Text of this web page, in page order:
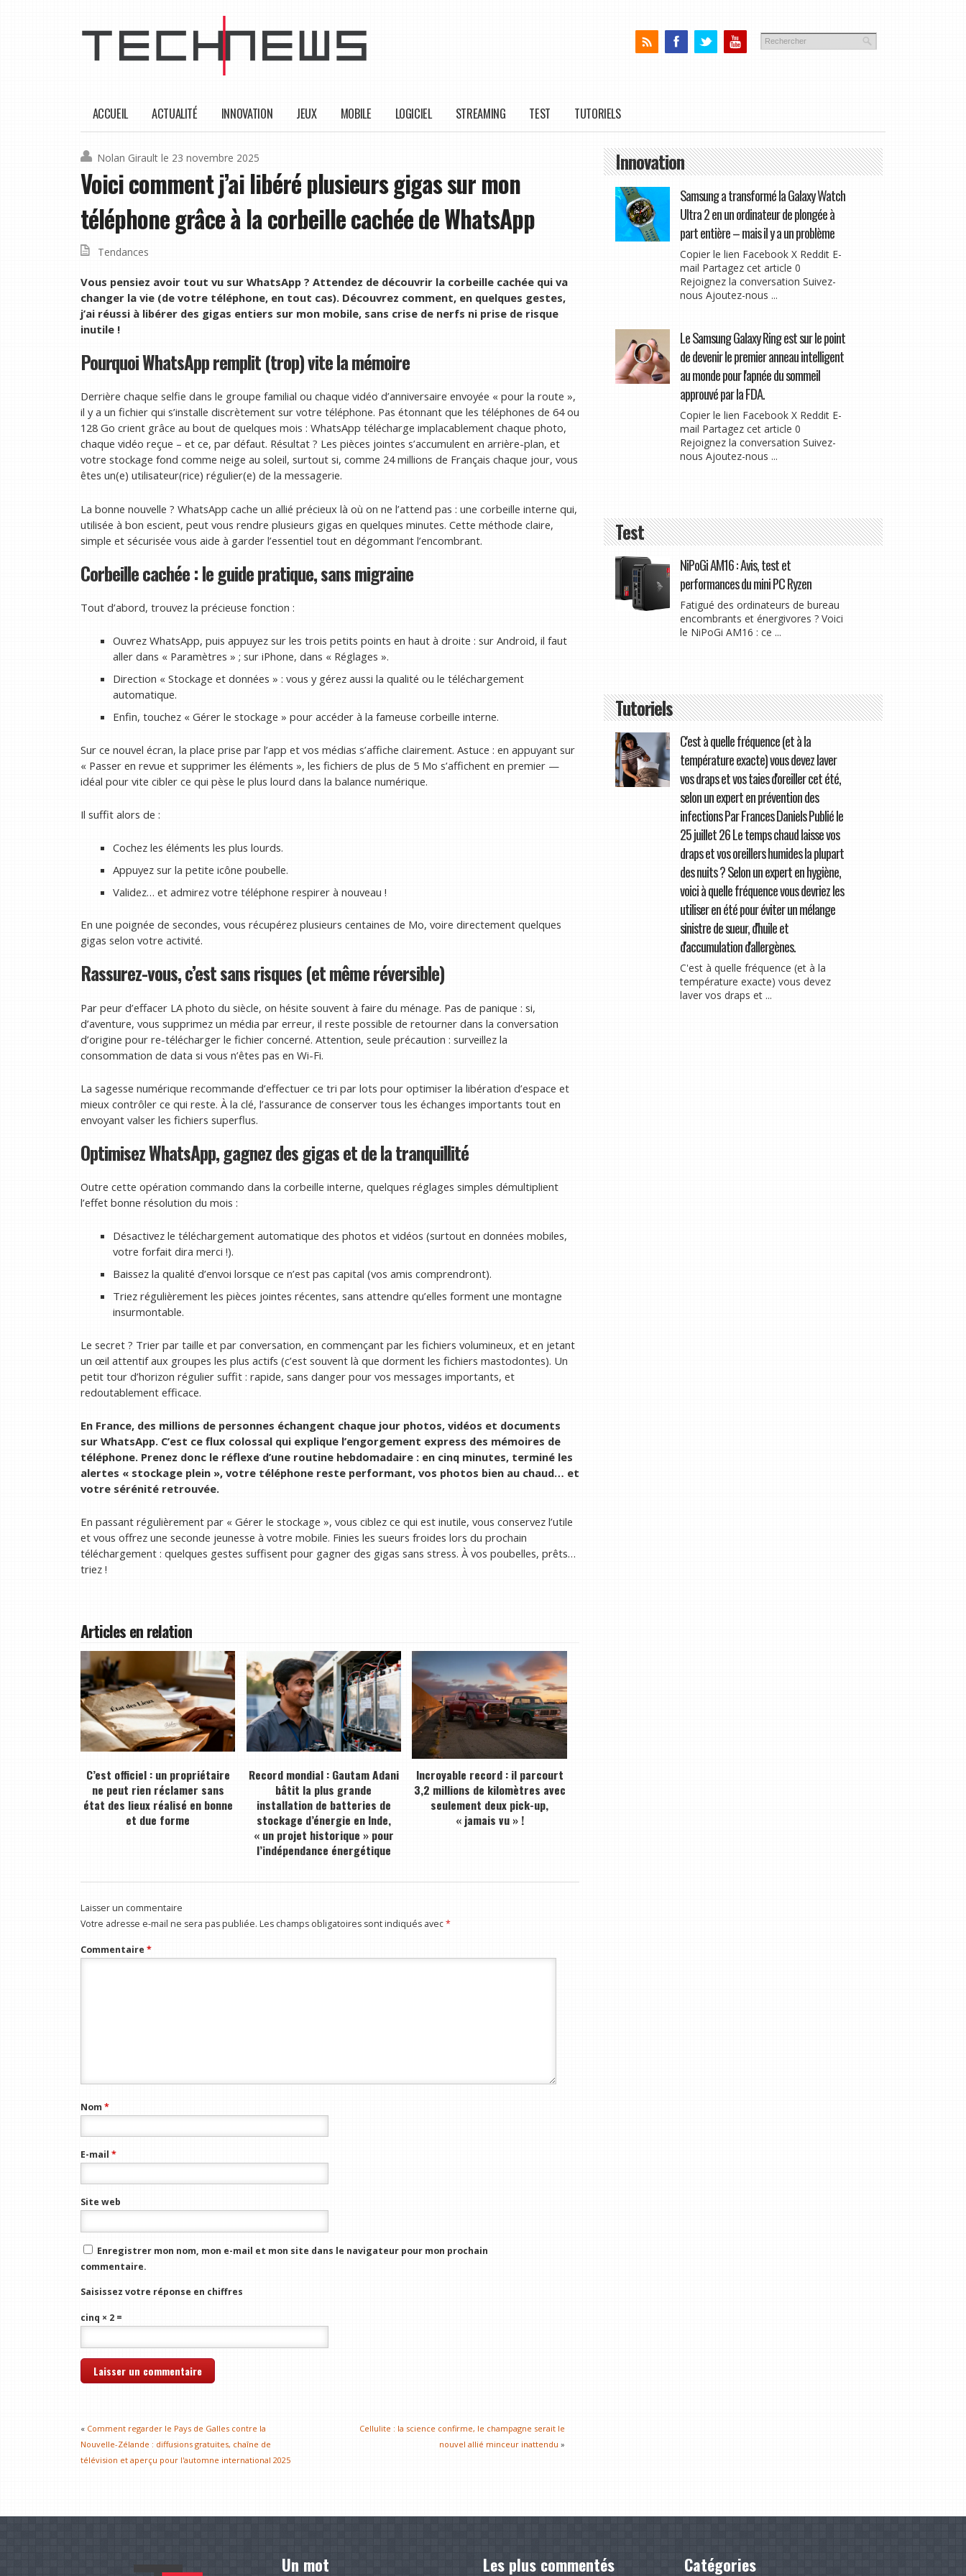
ACCUEIL ACTUALITÉ INNOVATION JEUX MOBILE LOGICIEL STREAMING TEST TUTORIELS
Nolan Girault le 23 novembre 2025
Voici comment j’ai libéré plusieurs gigas sur mon
téléphone grâce à la corbeille cachée de WhatsApp
Tendances
Vous pensiez avoir tout vu sur WhatsApp ? Attendez de découvrir la corbeille cachée qui va
changer la vie (de votre téléphone, en tout cas). Découvrez comment, en quelques gestes,
j’ai réussi à libérer des gigas entiers sur mon mobile, sans crise de nerfs ni prise de risque
inutile !
Pourquoi WhatsApp remplit (trop) vite la mémoire
Derrière chaque selfie dans le groupe familial ou chaque vidéo d’anniversaire envoyée « pour la route »,
il y a un fichier qui s’installe discrètement sur votre téléphone. Pas étonnant que les téléphones de 64 ou
128 Go crient grâce au bout de quelques mois : WhatsApp télécharge implacablement chaque photo,
chaque vidéo reçue – et ce, par défaut. Résultat ? Les pièces jointes s’accumulent en arrière-plan, et
votre stockage fond comme neige au soleil, surtout si, comme 24 millions de Français chaque jour, vous
êtes un(e) utilisateur(rice) régulier(e) de la messagerie.
La bonne nouvelle ? WhatsApp cache un allié précieux là où on ne l’attend pas : une corbeille interne qui,
utilisée à bon escient, peut vous rendre plusieurs gigas en quelques minutes. Cette méthode claire,
simple et sécurisée vous aide à garder l’essentiel tout en dégommant l’encombrant.
Corbeille cachée : le guide pratique, sans migraine
Tout d’abord, trouvez la précieuse fonction :
Ouvrez WhatsApp, puis appuyez sur les trois petits points en haut à droite : sur Android, il faut
aller dans « Paramètres » ; sur iPhone, dans « Réglages ».
Direction « Stockage et données » : vous y gérez aussi la qualité ou le téléchargement
automatique.
Enfin, touchez « Gérer le stockage » pour accéder à la fameuse corbeille interne.
Sur ce nouvel écran, la place prise par l’app et vos médias s’affiche clairement. Astuce : en appuyant sur
« Passer en revue et supprimer les éléments », les fichiers de plus de 5 Mo s’affichent en premier —
idéal pour vite cibler ce qui pèse le plus lourd dans la balance numérique.
Il suffit alors de :
Cochez les éléments les plus lourds.
Appuyez sur la petite icône poubelle.
Validez… et admirez votre téléphone respirer à nouveau !
En une poignée de secondes, vous récupérez plusieurs centaines de Mo, voire directement quelques
gigas selon votre activité.
Rassurez-vous, c’est sans risques (et même réversible)
Par peur d’effacer LA photo du siècle, on hésite souvent à faire du ménage. Pas de panique : si,
d’aventure, vous supprimez un média par erreur, il reste possible de retourner dans la conversation
d’origine pour re-télécharger le fichier concerné. Attention, seule précaution : surveillez la
consommation de data si vous n’êtes pas en Wi-Fi.
La sagesse numérique recommande d’effectuer ce tri par lots pour optimiser la libération d’espace et
mieux contrôler ce qui reste. À la clé, l’assurance de conserver tous les échanges importants tout en
envoyant valser les fichiers superflus.
Optimisez WhatsApp, gagnez des gigas et de la tranquillité
Outre cette opération commando dans la corbeille interne, quelques réglages simples démultiplient
l’effet bonne résolution du mois :
Désactivez le téléchargement automatique des photos et vidéos (surtout en données mobiles,
votre forfait dira merci !).
Baissez la qualité d’envoi lorsque ce n’est pas capital (vos amis comprendront).
Triez régulièrement les pièces jointes récentes, sans attendre qu’elles forment une montagne
insurmontable.
Le secret ? Trier par taille et par conversation, en commençant par les fichiers volumineux, et en jetant
un œil attentif aux groupes les plus actifs (c’est souvent là que dorment les fichiers mastodontes). Un
petit tour d’horizon régulier suffit : rapide, sans danger pour vos messages importants, et
redoutablement efficace.
En France, des millions de personnes échangent chaque jour photos, vidéos et documents
sur WhatsApp. C’est ce flux colossal qui explique l’engorgement express des mémoires de
téléphone. Prenez donc le réflexe d’une routine hebdomadaire : en cinq minutes, terminé les
alertes « stockage plein », votre téléphone reste performant, vos photos bien au chaud… et
votre sérénité retrouvée.
En passant régulièrement par « Gérer le stockage », vous ciblez ce qui est inutile, vous conservez l’utile
et vous offrez une seconde jeunesse à votre mobile. Finies les sueurs froides lors du prochain
téléchargement : quelques gestes suffisent pour gagner des gigas sans stress. À vos poubelles, prêts…
triez !
Articles en relation
C’est officiel : un propriétaire
ne peut rien réclamer sans
état des lieux réalisé en bonne
et due forme
Record mondial : Gautam Adani
bâtit la plus grande
installation de batteries de
stockage d’énergie en Inde,
« un projet historique » pour
l’indépendance énergétique
Incroyable record : il parcourt
3,2 millions de kilomètres avec
seulement deux pick-up,
« jamais vu » !
Laisser un commentaire
Votre adresse e-mail ne sera pas publiée. Les champs obligatoires sont indiqués avec*
Commentaire *
Nom*
E-mail *
Site web
Enregistrer mon nom, mon e-mail et mon site dans le navigateur pour mon prochain
commentaire.
Saisissez votre réponse en chiffres
cinq × 2 =
« Comment regarder le Pays de Galles contre la
Nouvelle-Zélande : diffusions gratuites, chaîne de
télévision et aperçu pour l'automne international 2025
Cellulite : la science confirme, le champagne serait le
nouvel allié minceur inattendu »
Innovation
Samsung a transformé la Galaxy Watch
Ultra 2 en un ordinateur de plongée à
part entière – mais il y a un problème
Copier le lien Facebook X Reddit E-
mail Partagez cet article 0
Rejoignez la conversation Suivez-
nous Ajoutez-nous ...
Le Samsung Galaxy Ring est sur le point
de devenir le premier anneau intelligent
au monde pour l'apnée du sommeil
approuvé par la FDA.
Copier le lien Facebook X Reddit E-
mail Partagez cet article 0
Rejoignez la conversation Suivez-
nous Ajoutez-nous ...
Test
NiPoGi AM16 : Avis, test et
performances du mini PC Ryzen
Fatigué des ordinateurs de bureau
encombrants et énergivores ? Voici
le NiPoGi AM16 : ce ...
Tutoriels
C'est à quelle fréquence (et à la
température exacte) vous devez laver
vos draps et vos taies d'oreiller cet été,
selon un expert en prévention des
infections Par Frances Daniels Publié le
25 juillet 26 Le temps chaud laisse vos
draps et vos oreillers humides la plupart
des nuits ? Selon un expert en hygiène,
voici à quelle fréquence vous devriez les
utiliser en été pour éviter un mélange
sinistre de sueur, d'huile et
d'accumulation d'allergènes.
C'est à quelle fréquence (et à la
température exacte) vous devez
laver vos draps et ...
Un mot Les plus commentés Catégories